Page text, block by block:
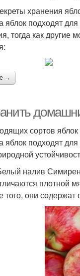
хранения
яблок подходят
тогда как другие
→
сортов яблок
яблок подходят
налив
плотной
того, они содержат